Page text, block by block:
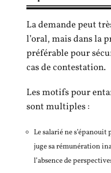
La demande peut
l’oral, mais dans la
préférable pour
cas de contestation.
Les motifs pour
sont multiples :
Le salarié ne
juge sa rémunération
l’absence de